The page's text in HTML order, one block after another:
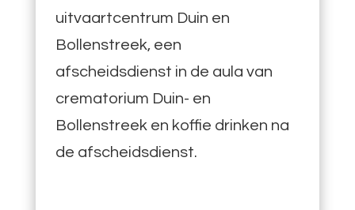
uitvaartcentrum Duin en
Bollenstreek, een
afscheidsdienst in de aula van
crematorium Duin- en
Bollenstreek en koffie drinken na
de afscheidsdienst.